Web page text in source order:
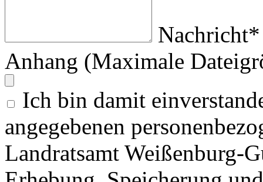
Nachricht*
Anhang (Maximale
Ich bin damit
angegebenen
Landratsamt Weißenburg-